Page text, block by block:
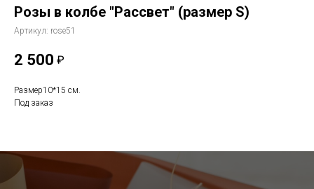
Розы в колбе "Рассвет" (размер S)
Артикул: rose51
2 500 ₽
Размер10*15 см.
Под заказ